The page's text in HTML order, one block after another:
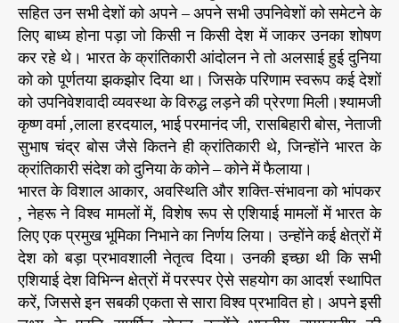
सहित उन सभी देशों को अपने – अपने सभी उपनिवेशों को समेटने के
लिए बाध्य होना पड़ा जो किसी न किसी देश में जाकर उनका शोषण
कर रहे थे। भारत के क्रांतिकारी आंदोलन ने तो अलसाई हुई दुनिया
को को पूर्णतया झकझोर दिया था। जिसके परिणाम स्वरूप कई देशों
को उपनिवेशवादी व्यवस्था के विरुद्ध लड़ने की प्रेरणा मिली।श्यामजी
कृष्ण वर्मा ,लाला हरदयाल, भाई परमानंद जी, रासबिहारी बोस, नेताजी
सुभाष चंद्र बोस जैसे कितने ही क्रांतिकारी थे, जिन्होंने भारत के
क्रांतिकारी संदेश को दुनिया के कोने – कोने में फैलाया।
भारत के विशाल आकार, अवस्थिति और शक्ति-संभावना को भांपकर
, नेहरू ने विश्व मामलों में, विशेष रूप से एशियाई मामलों में भारत के
लिए एक प्रमुख भूमिका निभाने का निर्णय लिया। उन्होंने कई क्षेत्रों में
देश को बड़ा प्रभावशाली नेतृत्व दिया। उनकी इच्छा थी कि सभी
एशियाई देश विभिन्न क्षेत्रों में परस्पर ऐसे सहयोग का आदर्श स्थापित
करें, जिससे इन सबकी एकता से सारा विश्व प्रभावित हो। अपने इसी